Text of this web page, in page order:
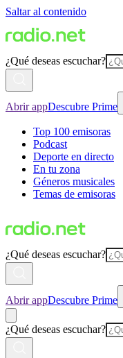
Saltar al contenido
¿Qué deseas escuchar?
Abrir appDescubre Prime
Top 100 emisoras
Podcast
Deporte en directo
En tu zona
Géneros musicales
Temas de emisoras
¿Qué deseas escuchar?
Abrir appDescubre Prime
¿Qué deseas escuchar?